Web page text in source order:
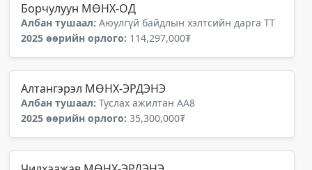
Борчулуун МӨНХ-ОД
Албан тушаал: Аюулгүй байдлын хэлтсийн дарга ТТ
2025 өөрийн орлого: 114,297,000₮
Алтангэрэл МӨНХ-ЭРДЭНЭ
Албан тушаал: Туслах ажилтан АА8
2025 өөрийн орлого: 35,300,000₮